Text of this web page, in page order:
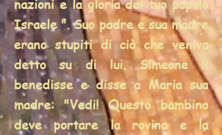
nazioni e la gloria del tuo popolo
Israele ". Suo padre e sua madre
erano stupiti di ciò che veniva
detto su di lui. Simeone li
benedisse e disse a Maria sua
madre: "Vedi! Questo bambino
deve portare la rovina e la